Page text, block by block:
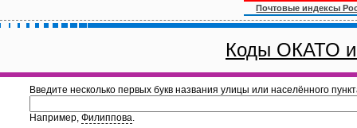
Почтовые индексы
Коды ОКАТО
Введите несколько первых букв названия улицы или населённого
Например, Филиппова.